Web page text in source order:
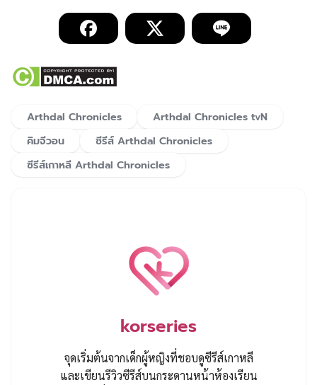
Arthdal Chronicles
Arthdal Chronicles tvN
คิมจีวอน
ซีรีส์ Arthdal Chronicles
ซีรีส์เกาหลี Arthdal Chronicles
korseries
จุดเริ่มต้นจากเด็กผู้หญิงที่ชอบดูซีรีส์เกาหลี
และเขียนรีวิวซีรีส์บนกระดานหน้าห้องเรียน